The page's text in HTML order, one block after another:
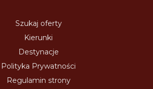
Szukaj oferty
Kierunki
Destynacje
Polityka Prywatności
Regulamin strony